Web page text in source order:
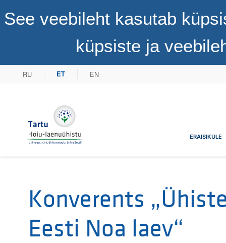
See veebileht kasutab
küpsiste ja
RU ET EN
Tartu Hoiu-laenuühistuERAISIKULE
Konverents
Eesti Noa laev“